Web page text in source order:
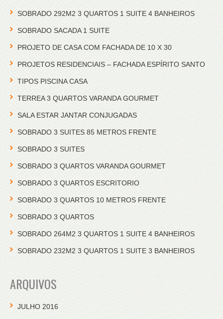
SOBRADO 292M2 3 QUARTOS 1 SUITE 4 BANHEIROS
SOBRADO SACADA 1 SUITE
PROJETO DE CASA COM FACHADA DE 10 X 30
PROJETOS RESIDENCIAIS – FACHADA ESPÍRITO SANTO
TIPOS PISCINA CASA
TERREA 3 QUARTOS VARANDA GOURMET
SALA ESTAR JANTAR CONJUGADAS
SOBRADO 3 SUITES 85 METROS FRENTE
SOBRADO 3 SUITES
SOBRADO 3 QUARTOS VARANDA GOURMET
SOBRADO 3 QUARTOS ESCRITORIO
SOBRADO 3 QUARTOS 10 METROS FRENTE
SOBRADO 3 QUARTOS
SOBRADO 264M2 3 QUARTOS 1 SUITE 4 BANHEIROS
SOBRADO 232M2 3 QUARTOS 1 SUITE 3 BANHEIROS
ARQUIVOS
JULHO 2016